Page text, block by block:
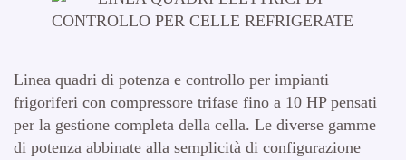
Linea quadri di potenza e controllo per impianti
frigoriferi con compressore trifase fino a 10 HP pensati
per la gestione completa della cella. Le diverse gamme
di potenza abbinate alla semplicità di configurazione